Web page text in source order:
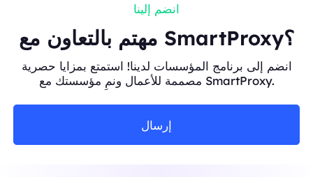
انضم إلينا
مهتم بالتعاون مع SmartProxy؟
انضم إلى برنامج المؤسسات لدينا! استمتع بمزايا حصرية
مصممة للأعمال ونمِ مؤسستك مع SmartProxy.
إرسال